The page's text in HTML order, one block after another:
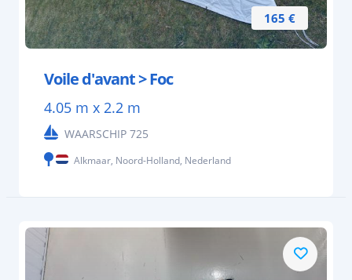
165 €
Voile d'avant > Foc
4.05 m x 2.2 m
WAARSCHIP 725
Alkmaar, Noord-Holland, Nederland